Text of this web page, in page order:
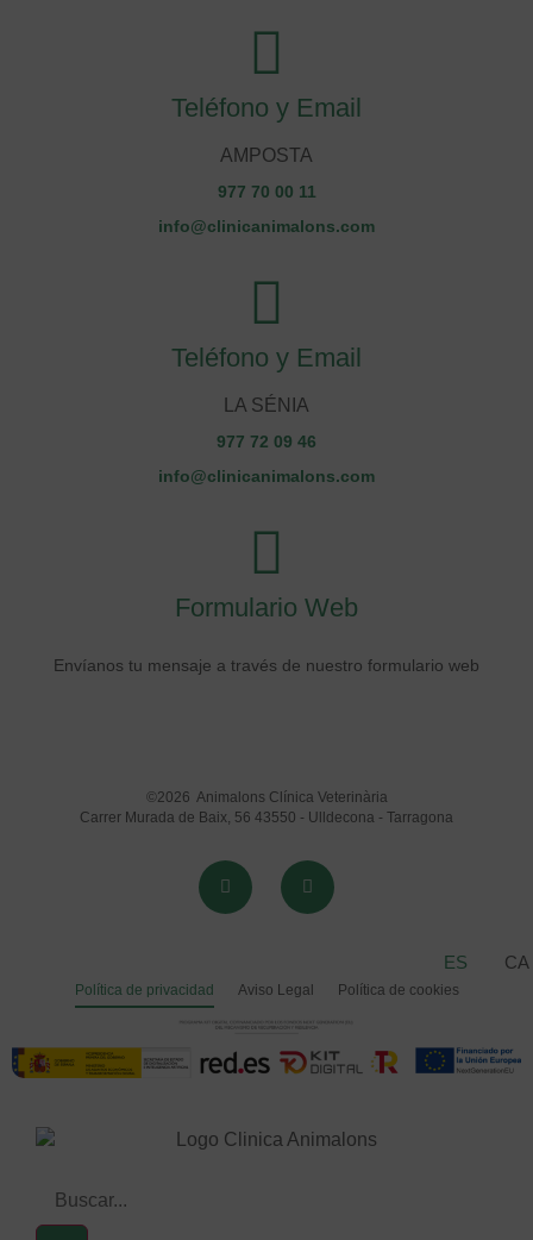
Teléfono y Email
AMPOSTA
977 70 00 11
info@clinicanimalons.com
Teléfono y Email
LA SÉNIA
977 72 09 46
info@clinicanimalons.com
Formulario Web
Envíanos tu mensaje a través de nuestro formulario web
©2026 Animalons Clínica Veterinària
Carrer Murada de Baix, 56 43550 - Ulldecona - Tarragona
ES CA
Política de privacidad Aviso Legal Política de cookies